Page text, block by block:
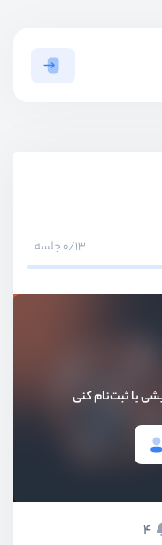
0/13 جلسه
بشی یا ثبت‌نام کنی
4